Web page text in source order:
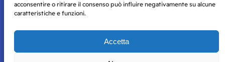
acconsentire o ritirare il consenso può influire negativamente su alcune
caratteristiche e funzioni.
Accetta
Storie di Napoli è una testata registrata presso il tribunale di